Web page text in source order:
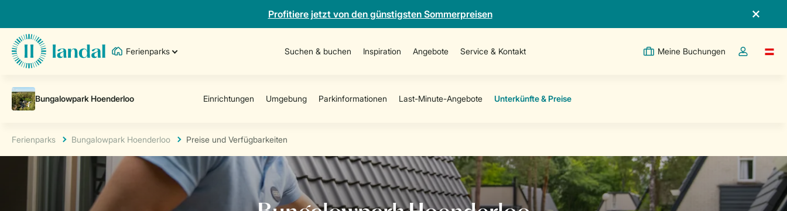
Profitiere jetzt von den günstigsten Sommerpreisen
Ferienparks Suchen & buchen Inspiration Angebote Service & Kontakt Meine Buchungen
Dropdown-
Ferienparks Bungalowpark Hoenderloo Preise und Verfügbarkeiten